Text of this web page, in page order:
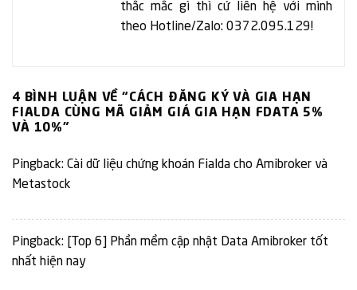
thắc mắc gì thì cứ liên hệ với mình
theo Hotline/Zalo: 0372.095.129!
4 BÌNH LUẬN VỀ “CÁCH ĐĂNG KÝ VÀ GIA HẠN
FIALDA CÙNG MÃ GIẢM GIÁ GIA HẠN FDATA 5%
VÀ 10%”
Pingback: Cài dữ liệu chứng khoán Fialda cho Amibroker và
Metastock
Pingback:
[Top 6] Phần mềm cập nhật Data Amibroker tốt
nhất hiện nay